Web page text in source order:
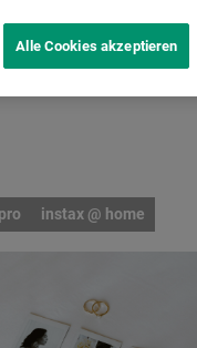
B2B
instax @ home
Alle Cookies akzeptieren